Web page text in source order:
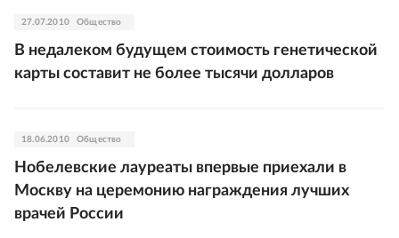
27.07.2010 Общество
В недалеком будущем стоимость генетической
карты составит не более тысячи долларов
18.06.2010 Общество
Нобелевские лауреаты впервые приехали в
Москву на церемонию награждения лучших
врачей России